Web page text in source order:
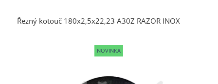
Řezný kotouč 180x2,5x22,23 A30Z RAZOR INOX